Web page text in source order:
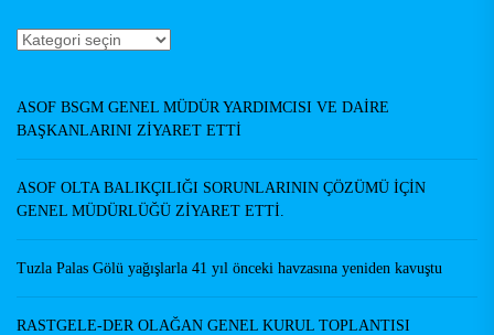
Haberler
ASOF BSGM GENEL MÜDÜR YARDIMCISI VE DAİRE
BAŞKANLARINI ZİYARET ETTİ
ASOF OLTA BALIKÇILIĞI SORUNLARININ ÇÖZÜMÜ İÇİN
GENEL MÜDÜRLÜĞÜ ZİYARET ETTİ.
Tuzla Palas Gölü yağışlarla 41 yıl önceki havzasına yeniden kavuştu
RASTGELE-DER OLAĞAN GENEL KURUL TOPLANTISI